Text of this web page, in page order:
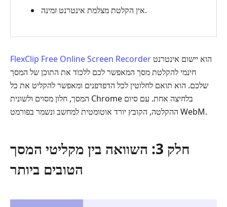
אין הקלטת מצלמת אינטרנט זמינה.
FlexClip Free Online Screen Recorder
חינמי להקלטת מסך המאפשר לכם ללכוד את התוכן של המסך
שלכם. הוא תואם לחלוטין לכל הדפדפנים ומאפשר להקליט את כל
המסך, חלון מסוים ולשונית Chrome בלחיצה אחת. עם סיום
ההקלטה, הקובץ יורד אוטומטית למחשב ונשמר בפורמט WebM.
חלק 3: השוואה בין מקליטי המסך
הטובים ביותר